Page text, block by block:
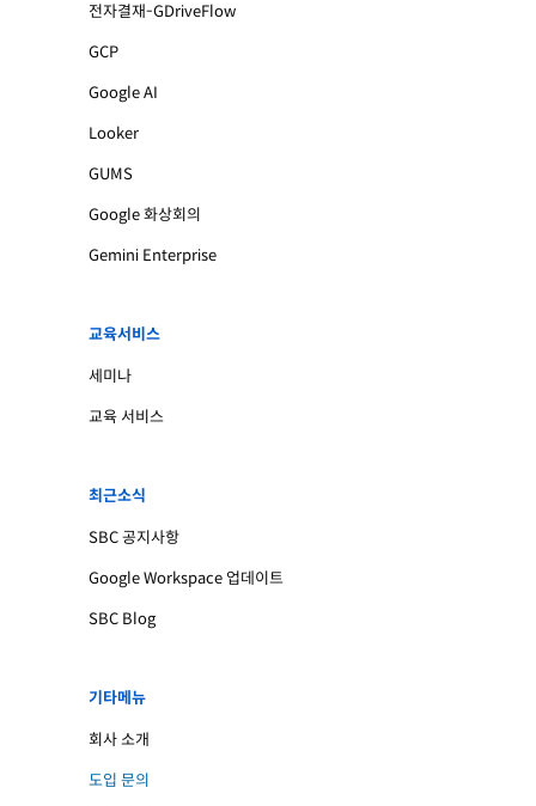
전자결재-GDriveFlow
GCP
Google AI
Looker
GUMS
Google 화상회의
Gemini Enterprise
교육서비스
세미나
교육 서비스
최근소식
SBC 공지사항
Google Workspace 업데이트
SBC Blog
기타메뉴
회사 소개
도입 문의